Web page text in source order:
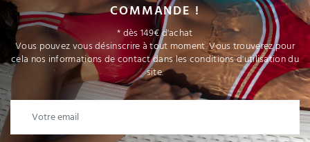
COMMANDE !
* dès 149€ d'achat
Vous pouvez vous désinscrire à tout moment. Vous trouverez pour
cela nos informations de contact dans les conditions d'utilisation du
site.